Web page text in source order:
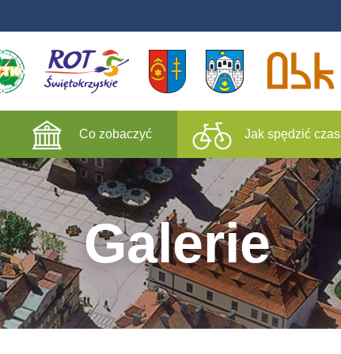
Co zobaczyć Jak spędzić czas
Galerie